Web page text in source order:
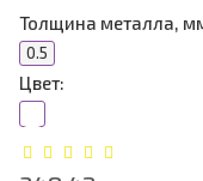
Толщина металла,
0.5
Цвет: